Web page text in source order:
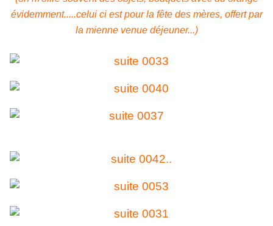
évidemment.....celui ci est pour la fête des mères, offert par
la mienne venue déjeuner...)